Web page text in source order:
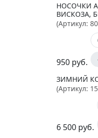
НОСОЧКИ
ВИСКОЗА,
(Артикул:
950 руб.
ЗИМНИЙ
(Артикул:
6 500 руб.